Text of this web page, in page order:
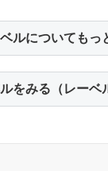
ルについてもっ
をみる（レーベ